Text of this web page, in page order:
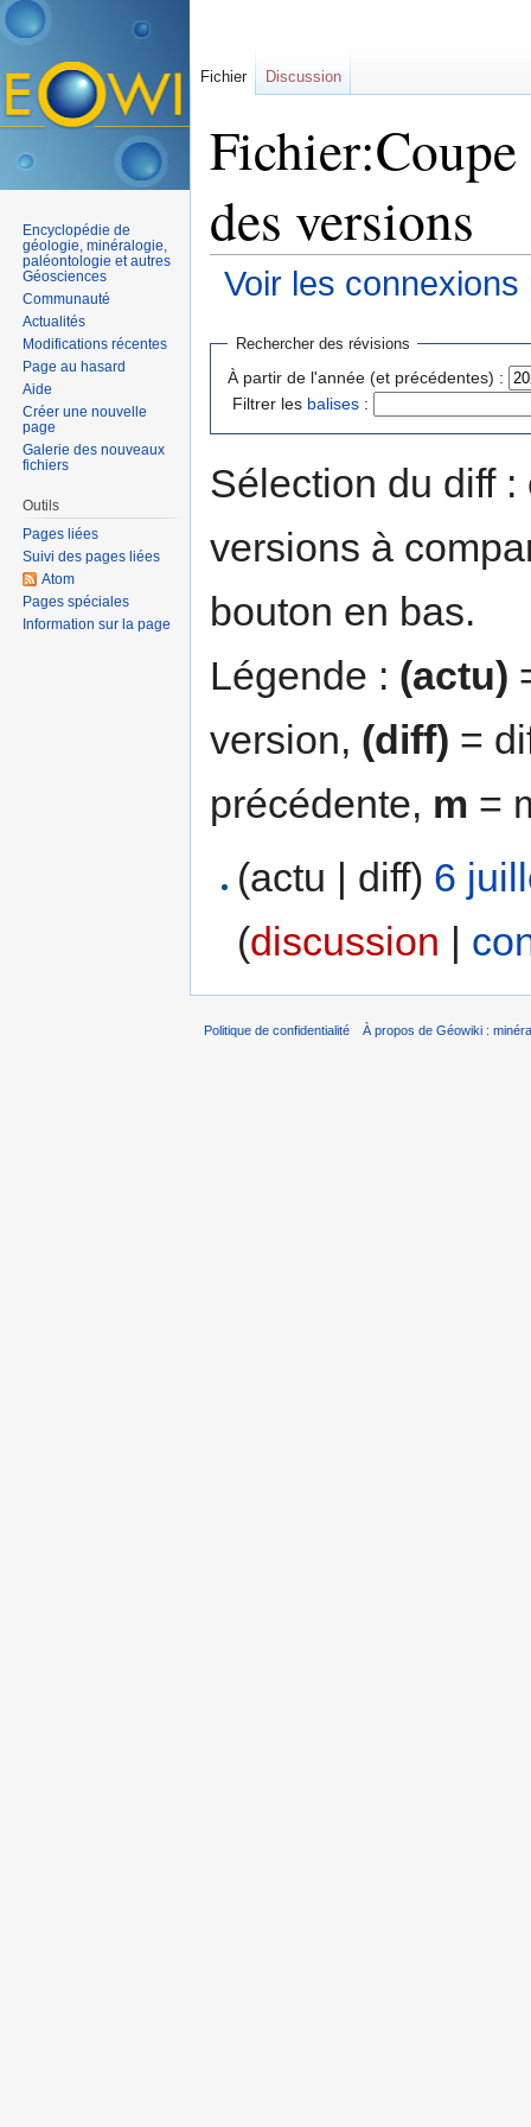
des versions
Voir les
Rechercher des révisions
À partir de l'année (et précédentes) :
Filtrer les balises :
Sélection du diff
versions à
bouton en bas.
Légende : (actu)
version, (diff) =
précédente, m =
(actu | diff) 6
(discussion |
Fichier Discussion
Encyclopédie de
géologie, minéralogie,
paléontologie et autres
Géosciences
Communauté
Actualités
Modifications récentes
Page au hasard
Aide
Créer une nouvelle
page
Galerie des nouveaux
fichiers
Outils
Pages liées
Suivi des pages liées
Atom
Pages spéciales
Information sur la page
Politique de confidentialité À propos de Géowiki :